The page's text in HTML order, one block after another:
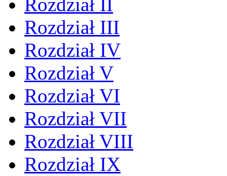
Rozdział II
Rozdział III
Rozdział IV
Rozdział V
Rozdział VI
Rozdział VII
Rozdział VIII
Rozdział IX